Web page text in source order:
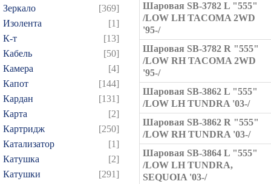
Зеркало
[369]
Изолента
[1]
К-т
[13]
Кабель
[50]
Камера
[4]
Капот
[144]
Кардан
[131]
Карта
[2]
Картридж
[250]
Катализатор
[1]
Катушка
[2]
Катушки
[291]
Шаровая SB-3782 L "555"
/LOW LH TACOMA 2WD
'95-/
Шаровая SB-3782 R "555"
/LOW RH TACOMA 2WD
'95-/
Шаровая SB-3862 L "555"
/LOW LH TUNDRA '03-/
Шаровая SB-3862 R "555"
/LOW RH TUNDRA '03-/
Шаровая SB-3864 L "555"
/LOW LH TUNDRA,
SEQUOIA '03-/